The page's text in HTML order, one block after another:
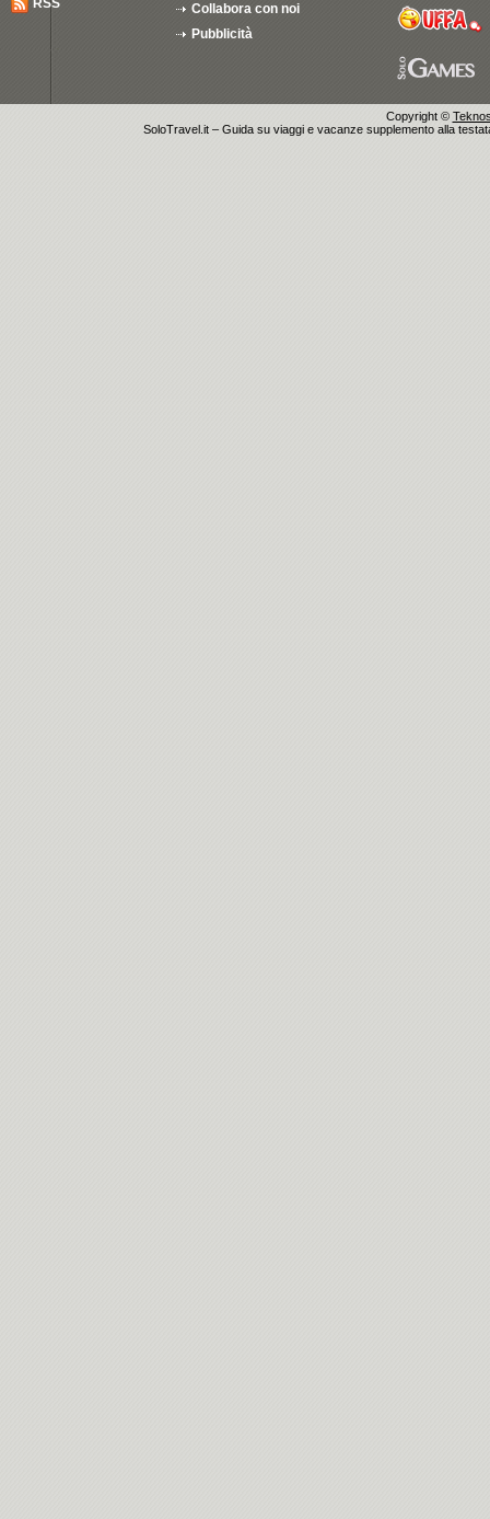
RSS
Collabora con noi
Pubblicità
Copyright ©
SoloTravel.it – Guida su viaggi e vacanze supplemento alla